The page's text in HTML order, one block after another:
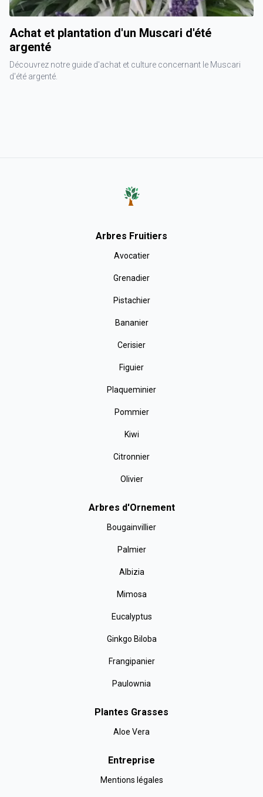
Achat et plantation d'un Muscari d'été
argenté
Découvrez notre guide d'achat et culture concernant le Muscari
d'été argenté.
Arbres Fruitiers
Avocatier
Grenadier
Pistachier
Bananier
Cerisier
Figuier
Plaqueminier
Pommier
Kiwi
Citronnier
Olivier
Arbres d'Ornement
Bougainvillier
Palmier
Albizia
Mimosa
Eucalyptus
Ginkgo Biloba
Frangipanier
Paulownia
Plantes Grasses
Aloe Vera
Entreprise
Mentions légales